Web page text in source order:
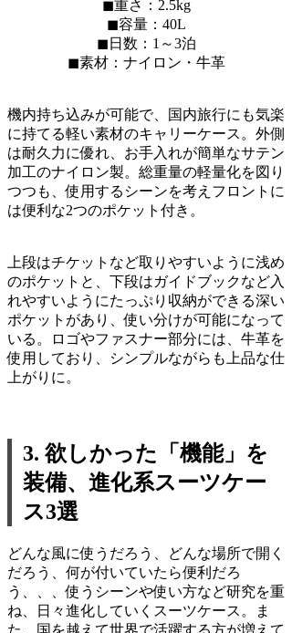
◼︎重さ：2.5kg
◼︎容量：40L
◼︎日数：1～3泊
◼︎素材：ナイロン・牛革
機内持ち込みが可能で、国内旅行にも気楽
に持てる軽い素材のキャリーケース。外側
は耐久力に優れ、お手入れが簡単なサテン
加工のナイロン製。総重量の軽量化を図り
つつも、使用するシーンを考えフロントに
は便利な2つのポケット付き。
上段はチケットなど取りやすいように浅め
のポケットと、下段はガイドブックなど入
れやすいようにたっぷり収納ができる深い
ポケットがあり、使い分けが可能になって
いる。ロゴやファスナー部分には、牛革を
使用しており、シンプルながらも上品な仕
上がりに。
3. 欲しかった「機能」を
装備、進化系スーツケー
ス3選
どんな風に使うだろう、どんな場所で開く
だろう、何が付いていたら便利だろ
う、、、使うシーンや使い方など研究を重
ね、日々進化していくスーツケース。ま
た、国を越えて世界で活躍する方が増えて